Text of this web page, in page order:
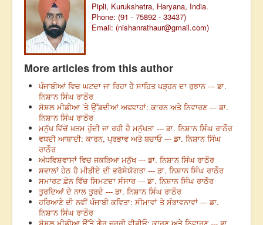
Pipli, Kurukshetra, Haryana, India.
Phone: (91 - 75892 - 33437)
Email: (nishanrathaur@gmail.com)
More articles from this author
ਪੰਜਾਬੀਆਂ ਵਿਚ ਘਟਦਾ ਜਾ ਰਿਹਾ ਹੈ ਸਾਹਿਤ ਪੜ੍ਹਨ ਦਾ ਰੁਝਾਨ --- ਡਾ.
ਨਿਸ਼ਾਨ ਸਿੰਘ ਰਾਠੌਰ
ਸੋਸ਼ਲ ਮੀਡੀਆ ’ਤੇ ਉੱਡਦੀਆਂ ਅਫਵਾਹਾਂ: ਕਾਰਨ ਅਤੇ ਨਿਵਾਰਣ --- ਡਾ.
ਨਿਸ਼ਾਨ ਸਿੰਘ ਰਾਠੌਰ
ਮਨੁੱਖ ਵਿੱਚੋਂ ਖ਼ਤਮ ਹੁੰਦੀ ਜਾ ਰਹੀ ਹੈ ਮਨੁੱਖਤਾ --- ਡਾ. ਨਿਸ਼ਾਨ ਸਿੰਘ ਰਾਠੌਰ
ਵਧਦੀ ਆਬਾਦੀ: ਕਾਰਨ, ਪ੍ਰਭਾਵ ਅਤੇ ਬਚਾਓ --- ਡਾ. ਨਿਸ਼ਾਨ ਸਿੰਘ
ਰਾਠੌਰ
ਅੰਧਵਿਸ਼ਵਾਸਾਂ ਵਿਚ ਜਕੜਿਆ ਮਨੁੱਖ --- ਡਾ. ਨਿਸ਼ਾਨ ਸਿੰਘ ਰਾਠੌਰ
ਸਵਾਲਾਂ ਹੇਠ ਹੈ ਮੀਡੀਏ ਦੀ ਭਰੋਸੇਯੋਗਤਾ --- ਡਾ. ਨਿਸ਼ਾਨ ਸਿੰਘ ਰਾਠੌਰ
ਸਮਾਰਟ ਫ਼ੋਨ ਵਿੱਚ ਸਿਮਟਦਾ ਸੰਸਾਰ --- ਡਾ. ਨਿਸ਼ਾਨ ਸਿੰਘ ਰਾਠੌਰ
ਤੁਰਦਿਆਂ ਦੇ ਨਾਲ ਤੁਰਦੇ --- ਡਾ. ਨਿਸ਼ਾਨ ਸਿੰਘ ਰਾਠੌਰ
ਹਰਿਆਣੇ ਦੀ ਨਵੀਂ ਪੰਜਾਬੀ ਕਵਿਤਾ: ਸੀਮਾਵਾਂ ਤੇ ਸੰਭਾਵਨਾਵਾਂ --- ਡਾ.
ਨਿਸ਼ਾਨ ਸਿੰਘ ਰਾਠੌਰ